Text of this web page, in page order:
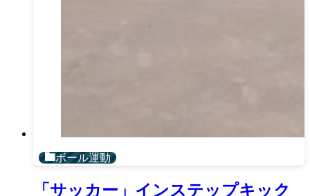
ボール運動
「サッカー」インステップキック